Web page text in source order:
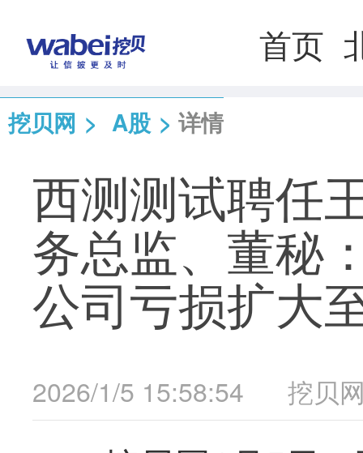
首页
挖贝网 > A股 > 详情
西测测试聘任
务总监、董秘
公司亏损扩大
2026/1/5 15:58:54 挖贝